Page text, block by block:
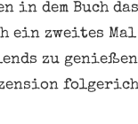
in dem Buch
ein zweites
zu